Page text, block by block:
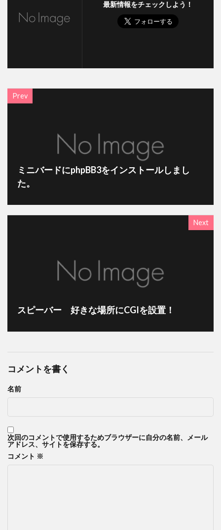
最新情報をチェックしよう！
Prev
ミニバードにphpBB3をインストールしまし
た。
Next
スピーバー 好きな場所にCGIを設置！
コメントを書く
名前
次回のコメントで使用するためブラウザーに自分の名前、メール
アドレス、サイトを保存する。
コメント ※